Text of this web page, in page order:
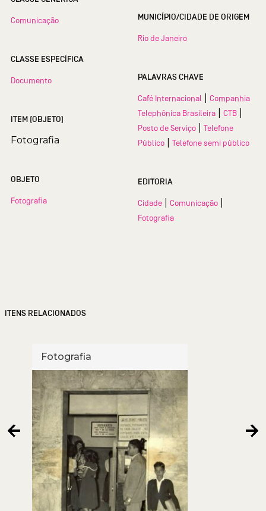
Comunicação
CLASSE ESPECÍFICA
Documento
ITEM (OBJETO)
Fotografia
OBJETO
Fotografia
MUNICÍPIO/CIDADE DE ORIGEM
Rio de Janeiro
PALAVRAS CHAVE
Café Internacional
Companhia
Telephônica Brasileira
CTB
Posto de Serviço
Telefone
Público
Telefone semi público
EDITORIA
Cidade Comunicação
Fotografia
ITENS RELACIONADOS
Fotografia